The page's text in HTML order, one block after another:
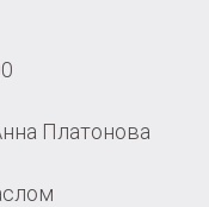
Платонова